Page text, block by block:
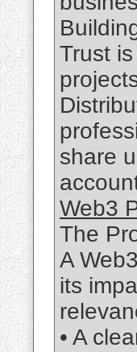
Trust
share
Web3
The
A
its
• A